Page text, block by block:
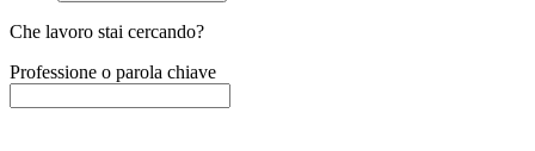
Che lavoro stai cercando?
Professione o parola chiave